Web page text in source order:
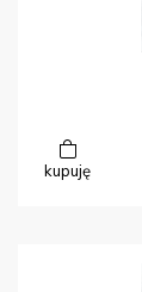
kupuję